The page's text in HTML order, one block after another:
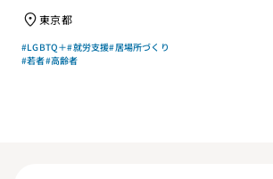
慶子さん【聞き手】
東京都
#LGBTQ＋#就労支援#居場所づくり
#若者#高齢者